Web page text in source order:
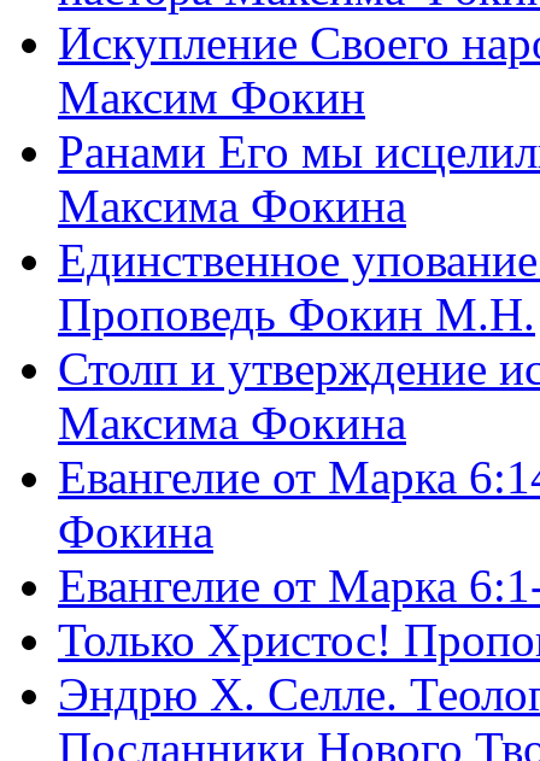
Искупление Своего
Максим Фокин
Ранами Его мы
Максима Фокина
Единственное
Проповедь Фокин М.Н.
Столп и утверждение
Максима Фокина
Евангелие от Марка
Фокина
Евангелие от Марка
Только Христос!
Эндрю Х. Селле.
Посланники Нового